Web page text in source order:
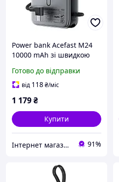
Power bank Acefast M24
10000 mAh зі швидкою
бездротовою зарядкою
MagSafe, вбудованим
Grey
Готово до відправки
від 118₴/міс
1 179₴
Купити
Інтернет магазин Ароматна розкіш Fragrant luxury 91%